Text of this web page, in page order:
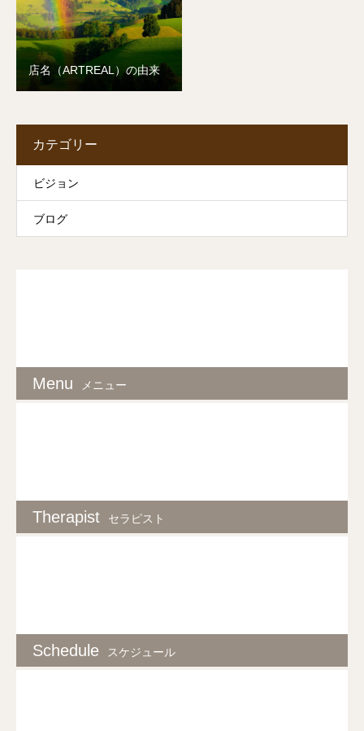
店名（ARTREAL）の由来
カテゴリー
ビジョン
ブログ
Menu メニュー
Therapist セラピスト
Schedule スケジュール